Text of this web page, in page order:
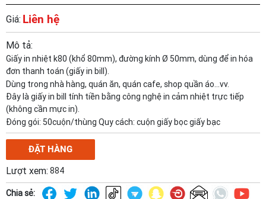
Giá: Liên hệ
Mô tả:
Giấy in nhiệt k80 (khổ 80mm), đường kính Ø 50mm, dùng để in hóa
đơn thanh toán (giấy in bill).
Dùng trong nhà hàng, quán ăn, quán cafe, shop quần áo...vv.
Đây là giấy in bill tính tiền bằng công nghệ in cảm nhiệt trực tiếp
(không cần mực in).
Đóng gói: 50cuộn/thùng Quy cách: cuộn giấy bọc giấy bạc
ĐẶT HÀNG
Lượt xem: 884
Chia sẻ: